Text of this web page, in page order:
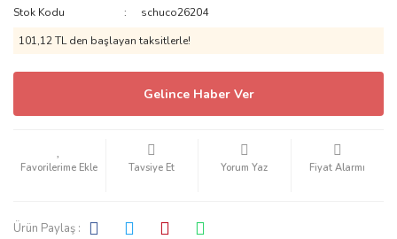
Stok Kodu
schuco26204
101,12 TL den başlayan taksitlerle!
Gelince Haber Ver
Tavsiye Et Yorum Yaz Fiyat Alarmı
Ürün Paylaş :